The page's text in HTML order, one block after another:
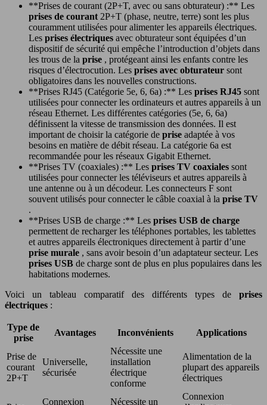
**Prises de courant (2P+T, avec ou sans obturateur) :** Les
prises de courant2P+T (phase, neutre, terre) sont les plus
couramment utilisées pour alimenter les appareils électriques.
Les prises électriques avec obturateur sont équipées d’un
dispositif de sécurité qui empêche l’introduction d’objets dans
les trous de la prise , protégeant ainsi les enfants contre les
risques d’électrocution. Les prises avec obturateur sont
obligatoires dans les nouvelles constructions.
**Prises RJ45 (Catégorie 5e, 6, 6a) :** Les prises RJ45 sont
utilisées pour connecter les ordinateurs et autres appareils à un
réseau Ethernet. Les différentes catégories (5e, 6, 6a)
définissent la vitesse de transmission des données. Il est
important de choisir la catégorie de prise adaptée à vos
besoins en matière de débit réseau. La catégorie 6a est
recommandée pour les réseaux Gigabit Ethernet.
**Prises TV (coaxiales) :** Les prises TV coaxiales sont
utilisées pour connecter les téléviseurs et autres appareils à
une antenne ou à un décodeur. Les connecteurs F sont
souvent utilisés pour connecter le câble coaxial à la prise TV
.
**Prises USB de charge :** Les prises USB de charge
permettent de recharger les téléphones portables, les tablettes
et autres appareils électroniques directement à partir d’une
prise murale , sans avoir besoin d’un adaptateur secteur. Les
prises USB de charge sont de plus en plus populaires dans les
habitations modernes.
Voici un tableau comparatif des différents types de prises
électriques :
Type de
prise
Avantages Inconvénients Applications
Prise de
courant
2P+T
Universelle,
sécurisée
Nécessite une
installation
électrique
conforme
Alimentation de la
plupart des appareils
électriques
Connexion
Nécessite un
Connexion